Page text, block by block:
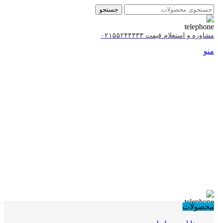
جستجو
مشاوره و استعلام قیمت ۰۲۱۵۵۲۴۴۳۳۳
منو
محصولات